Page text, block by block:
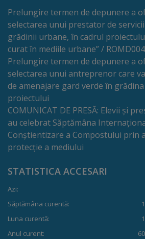
și
tarife
Înscrierea
copiilor
în
grădiniță/Plăți
Înterprinderi
municipale
Comgaz-
Plus
Modele
Prelungire termen de depunere a
selectarea unui prestator de
grădinii urbane, în cadrul
curat în mediile urbane” /
Prelungire termen de depunere a
selectarea unui antreprenor care
de amenajare gard verde în
proiectului
COMUNICAT DE PRESĂ: Elevii și
au celebrat Săptămâna
Conștientizare a Compostului prin
protecție a mediului
STATISTICA ACCESARI
Azi:
Săptămâna curentă:
Luna curentă:
Anul curent: